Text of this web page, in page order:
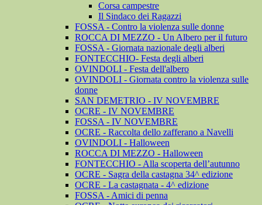
Corsa campestre
Il Sindaco dei Ragazzi
FOSSA - Contro la violenza sulle donne
ROCCA DI MEZZO - Un Albero per il futuro
FOSSA - Giornata nazionale degli alberi
FONTECCHIO- Festa degli alberi
OVINDOLI - Festa dell'albero
OVINDOLI - Giornata contro la violenza sulle
donne
SAN DEMETRIO - IV NOVEMBRE
OCRE - IV NOVEMBRE
FOSSA - IV NOVEMBRE
OCRE - Raccolta dello zafferano a Navelli
OVINDOLI - Halloween
ROCCA DI MEZZO - Halloween
FONTECCHIO - Alla scoperta dell’autunno
OCRE - Sagra della castagna 34^ edizione
OCRE - La castagnata - 4^ edizione
FOSSA - Amici di penna